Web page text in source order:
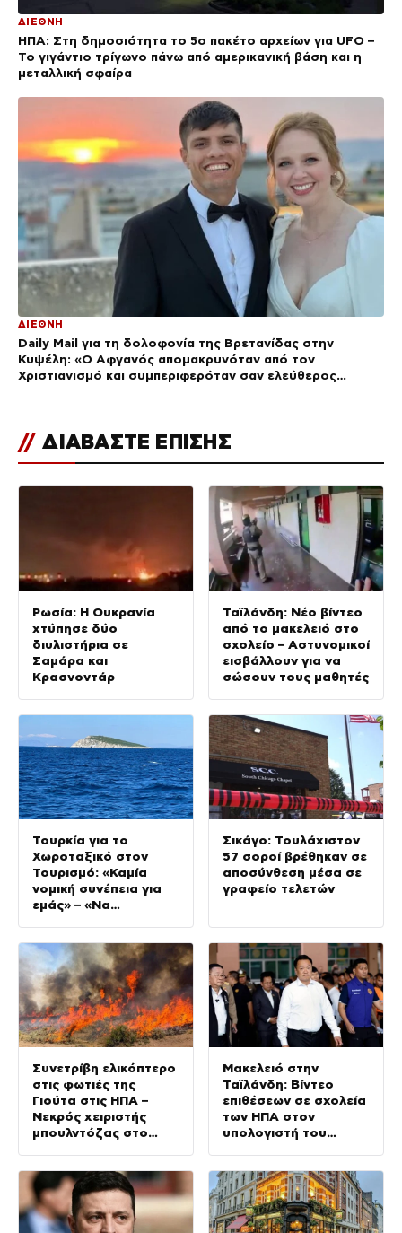
ΔΙΕΘΝΗ
ΗΠΑ: Στη δημοσιότητα το 5ο πακέτο αρχείων για UFO –
Το γιγάντιο τρίγωνο πάνω από αμερικανική βάση και η
μεταλλική σφαίρα
ΔΙΕΘΝΗ
Daily Mail για τη δολοφονία της Βρετανίδας στην
Κυψέλη: «Ο Αφγανός απομακρυνόταν από τον
Χριστιανισμό και συμπεριφερόταν σαν ελεύθερος
// ΔΙΑΒΑΣΤΕ ΕΠΙΣΗΣ
Ρωσία: Η Ουκρανία
χτύπησε δύο
διυλιστήρια σε
Σαμάρα και
Κρασνοντάρ
Ταϊλάνδη: Νέο βίντεο
από το μακελειό στο
σχολείο – Αστυνομικοί
εισβάλλουν για να
σώσουν τους μαθητές
Τουρκία για το
Χωροταξικό στον
Τουρισμό: «Καμία
νομική συνέπεια για
εμάς» – «Να
στο Αιγαίο»
Σικάγο: Τουλάχιστον
57 σοροί βρέθηκαν σε
αποσύνθεση μέσα σε
γραφείο τελετών
Συνετρίβη ελικόπτερο
στις φωτιές της
Γιούτα στις ΗΠΑ –
Νεκρός χειριστής
μπουλντόζας στο
Μακελειό στην
Ταϊλάνδη: Βίντεο
επιθέσεων σε σχολεία
των ΗΠΑ στον
υπολογιστή του
νομοθεσία για τα
όπλα